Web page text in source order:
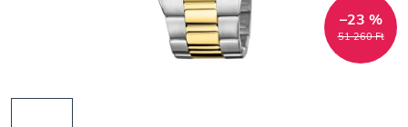
51 260 Ft
–23 %